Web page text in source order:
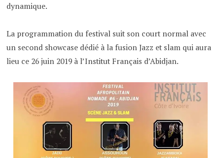
dynamique.
La programmation du festival suit son court normal avec
un second showcase dédié à la fusion Jazz et slam qui aura
lieu ce 26 juin 2019 à l’Institut Français d’Abidjan.